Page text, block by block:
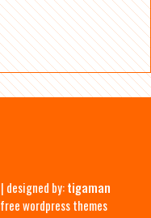
| designed by:tigaman
free wordpress themes